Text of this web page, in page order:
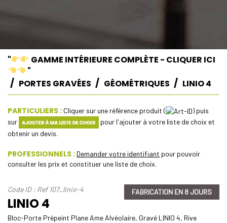
"
GAMME INTÉRIEURE COMPLÈTE - CLIQUER ICI
"
PORTES GRAVÉES
GÉOMÉTRIQUES LINIO 4
PARTICULIERS : Cliquer sur une référence produit (
) puis
sur
pour l'ajouter à votre liste de choix et
obtenir un devis.
PROFESSIONNELS : Demander votre identifiant pour pouvoir
consulter les prix et constituer une liste de choix.
Code ID : Ref 107_linio-4
LINIO 4
FABRICATION EN 8 JOURS
Bloc-Porte Prépeint Plane Ame Alvéolaire, Gravé LINIO 4, Rive